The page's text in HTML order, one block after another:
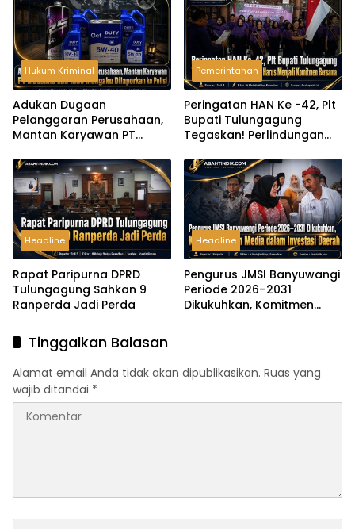
Hukum Kriminal
Adukan Dugaan
Pelanggaran Perusahaan,
Mantan Karyawan PT
Mengaku Dilaporkan ke
Polisi
Pemerintahan
Peringatan HAN Ke -42, Plt
Bupati Tulungagung
Tegaskan! Perlindungan
Komitmen Bersama
Headline
Rapat Paripurna DPRD
Tulungagung Sahkan 9
Ranperda Jadi Perda
Headline
Pengurus JMSI Banyuwangi
Periode 2026–2031
Dikukuhkan, Komitmen
Tinggalkan Balasan
Alamat email Anda tidak akan dipublikasikan. Ruas yang
wajib ditandai *